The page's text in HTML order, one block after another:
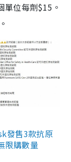
位每劑$15。
發售3款抗原
限購數量